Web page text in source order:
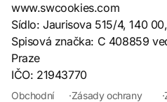
www.swcookies.com
Sídlo: Jaurisova 515/4, 140
Spisová značka: C 408859
Praze
IČO: 21943770
Obchodní
·Zásady ochrany
·